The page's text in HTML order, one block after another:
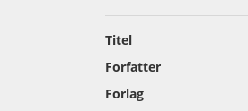
Titel
Forfatter
Forlag